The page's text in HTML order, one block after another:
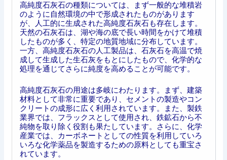
高純度石灰石の種類については、まず一般的な堆積岩
のように自然環境の中で形成されたものがあります
が、人工的に生成された高純度石灰石も存在します。
天然の石灰石は、湖や海の底で長い時間をかけて堆積
したものが多く、特定の地質地域に分布しています。
一方、高純度石灰石の人工製品は、石灰石を高温で焼
成して生成した生石灰をもとにしたもので、化学的な
処理を通じてさらに純度を高めることが可能です。
高純度石灰石の用途は多岐にわたります。まず、建築
材料として非常に重要であり、セメントの製造やコン
クリートの成形に広く利用されています。また、製鉄
業界では、フラックスとして使用され、鉄鉱石から不
純物を取り除く役割も果たしています。さらに、化学
産業では、カーボネートとしての性質を利用していろ
いろな化学薬品を製造するための原料としても重宝さ
れています。